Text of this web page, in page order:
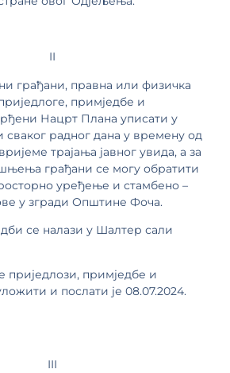
II
грађани, правна или физичка
примједбе и
Нацрт Плана уписати у
сваког радног дана у времену од
трајања јавног увида, а за
грађани се могу обратити
уређење и стамбено –
у згради Општине Фоча.
се налази у Шалтер сали
приједлози, примједбе и
и послати је 08.07.2024.
III